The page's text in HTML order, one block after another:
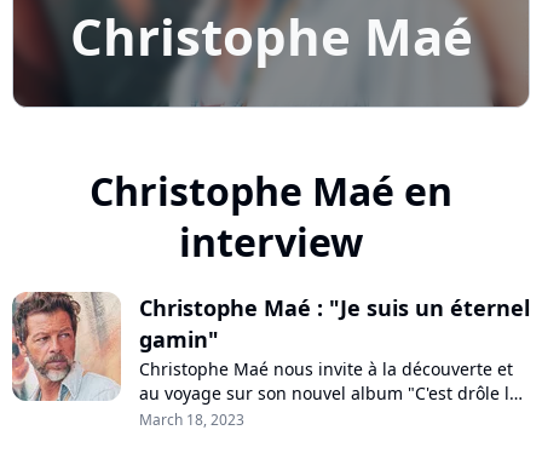
Christophe Maé
Christophe Maé en
interview
Christophe Maé : "Je suis un éternel
gamin"
Christophe Maé nous invite à la découverte et
au voyage sur son nouvel album "C'est drôle la
vie". En interview pour Purecharts, le chanteur
March 18, 2023